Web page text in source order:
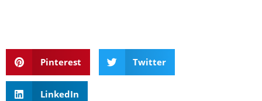
Pinterest Twitter
LinkedIn